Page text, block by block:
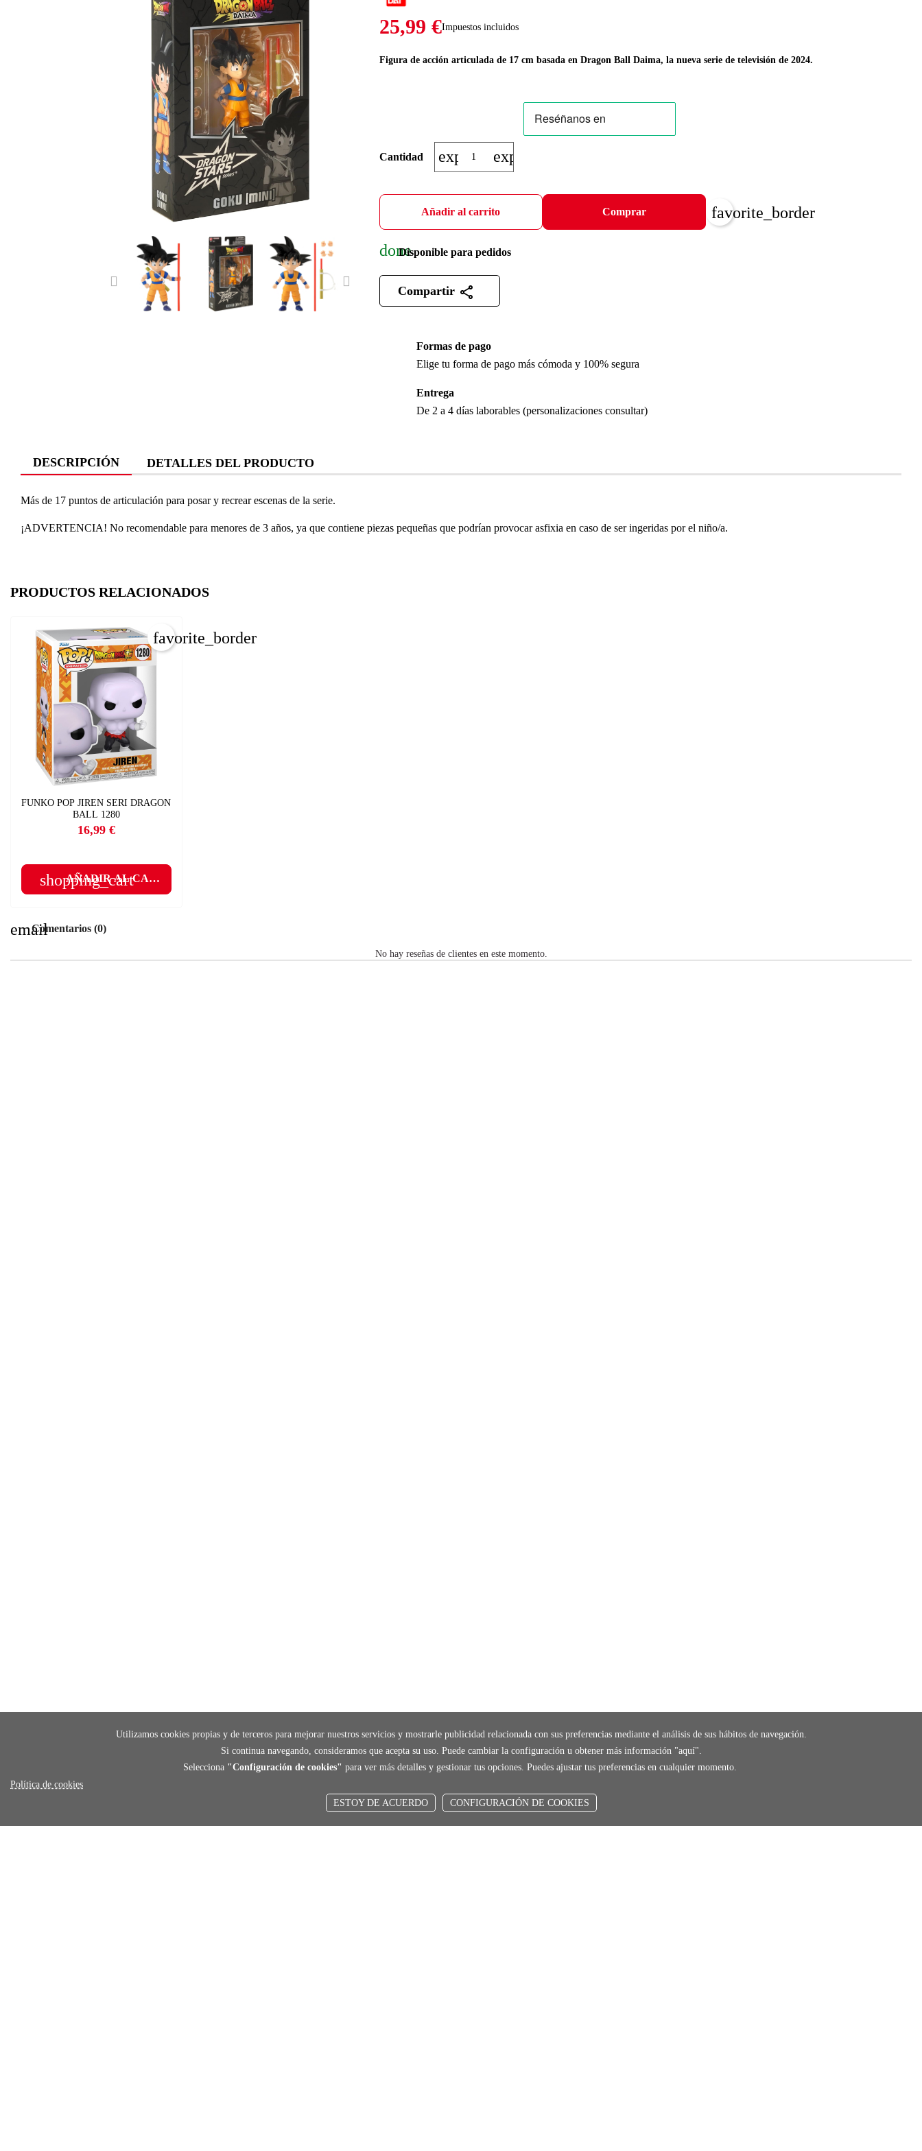
Utilizamos cookies propias y de terceros para mejorar nuestros servicios y mostrarle publicidad relacionada con sus preferencias mediante el análisis de sus hábitos de navegación.
Si continua navegando, consideramos que acepta su uso. Puede cambiar la configuración u obtener más información "aquí".
Selecciona "Configuración de cookies" para ver más detalles y gestionar tus opciones. Puedes ajustar tus preferencias en cualquier momento.
Política de cookies
ESTOY DE ACUERDO
CONFIGURACIÓN DE COOKIES
PREVIOUS
25,99 €Impuestos incluidos
Figura de acción articulada de 17 cm basada en Dragon Ball Daima, la nueva serie de televisión de 2024.
Cantidad expand_moreexpand_less
Añadir al carrito Comprar favorite_border
doneDisponible para pedidos
Compartir
Formas de pago
Elige tu forma de pago más cómoda y 100% segura
Entrega
De 2 a 4 días laborables (personalizaciones consultar)
DESCRIPCIÓN DETALLES DEL PRODUCTO
Más de 17 puntos de articulación para posar y recrear escenas de la serie.
¡ADVERTENCIA! No recomendable para menores de 3 años, ya que contiene piezas pequeñas que podrían provocar asfixia en caso de ser ingeridas por el niño/a.
PRODUCTOS RELACIONADOS
FUNKO POP JIREN SERI DRAGON
BALL 1280
Precio
16,99 €
shopping_cart
AÑADIR AL CARRITO
favorite_border
emailComentarios (0)
No hay reseñas de clientes en este momento.